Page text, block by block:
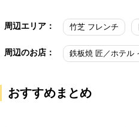
周辺エリア： 竹芝 フレンチ
周辺のお店：
おすすめまとめ